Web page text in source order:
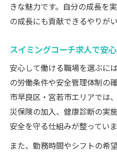
きな魅力です。自分の成長を
の成長にも貢献できるやりが
スイミングコーチ求人で安
安心して働ける職場を選ぶに
の労働条件や安全管理体制の
市早良区・宮若市エリアでは
災保険の加入、健康診断の実
安全を守る仕組みが整っていま
また、勤務時間やシフトの希